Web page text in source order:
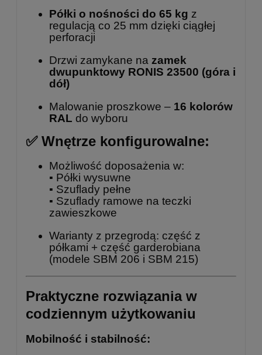
Półki o nośności do 65 kg z
regulacją co 25 mm dzięki ciągłej
perforacji
Drzwi zamykane na zamek
dwupunktowy RONIS 23500 (góra i
dół)
Malowanie proszkowe – 16 kolorów
RAL do wyboru
✅ Wnętrze konfigurowalne:
Możliwość doposażenia w:
▪️ Półki wysuwne
▪️ Szuflady pełne
▪️ Szuflady ramowe na teczki
zawieszkowe
Warianty z przegrodą: część z
półkami + część garderobiana
(modele SBM 206 i SBM 215)
Praktyczne rozwiązania w
codziennym użytkowaniu
Mobilność i stabilność: